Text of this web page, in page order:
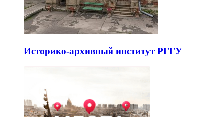
Историко-архивный институт РГГУ